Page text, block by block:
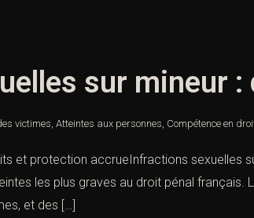
sur mineur
victimes, Atteintes aux personnes, Compétence en
et protection accrueInfractions
les plus graves au droit pénal
et des […]